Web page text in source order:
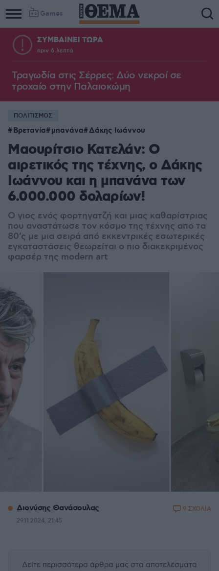
Games
ΣΥΜΒΑΙΝΕΙ ΤΩΡΑ
πριν 6 λεπτά
Τραγωδία στις Σέρρες: Δύο νεκροί σε
τροχαίο στην Παλαιοκώμη
ΠΟΛΙΤΙΣΜΟΣ
Βρετανία μπανάνα Δάκης Ιωάννου
Μαουρίτσιο Κατελάν: Ο
αιρετικός της τέχνης, ο Δάκης
Ιωάννου και η μπανάνα των
6.000.000 δολαρίων!
Ο γιος ενός φορτηγατζή και μιας καθαρίστριας
που αναστάτωσε τον κόσμο της τέχνης απο τα
80’ς με μια σειρά από εκκεντρικές εσωτερικές
εγκαταστάσεις θεωρείται ο πιο διακεκριμένος
φαρσέρ της modern art
Διονύσης Θανάσουλας
29.11.2024, 21:45
9 ΣΧΟΛΙΑ
Δείτε περισσότερα άρθρα μας στα αποτελέσματα